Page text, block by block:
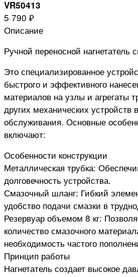
VR50413
5 790 ₽
Описание
Ручной переносной нагнетатель
Это специализированное
быстрого и эффективного
материалов на узлы и агрегаты
других механических устройств
обслуживания. Основные
включают:
Особенности конструкции
Металлическая трубка:
долговечность устройства.
Смазочный шланг: Гибкий
удобство подачи смазки в
Резервуар объемом 8 кг:
количество смазочного
необходимость частого
Принцип работы
Нагнетатель создает высокое